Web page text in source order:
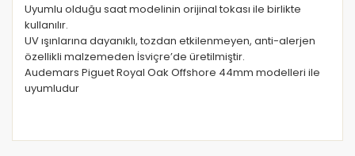
Uyumlu olduğu saat modelinin orijinal tokası ile birlikte
kullanılır.
UV ışınlarına dayanıklı, tozdan etkilenmeyen, anti-alerjen
özellikli malzemeden İsviçre’de üretilmiştir.
Audemars Piguet Royal Oak Offshore 44mm modelleri ile
uyumludur